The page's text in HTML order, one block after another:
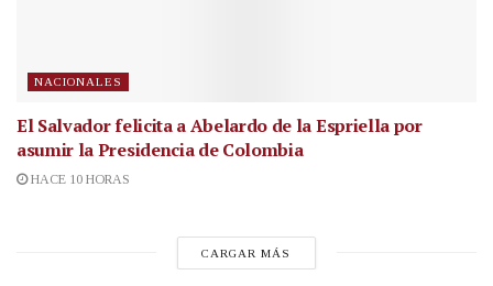
NACIONALES
El Salvador felicita a Abelardo de la Espriella por
asumir la Presidencia de Colombia
HACE 10 HORAS
CARGAR MÁS